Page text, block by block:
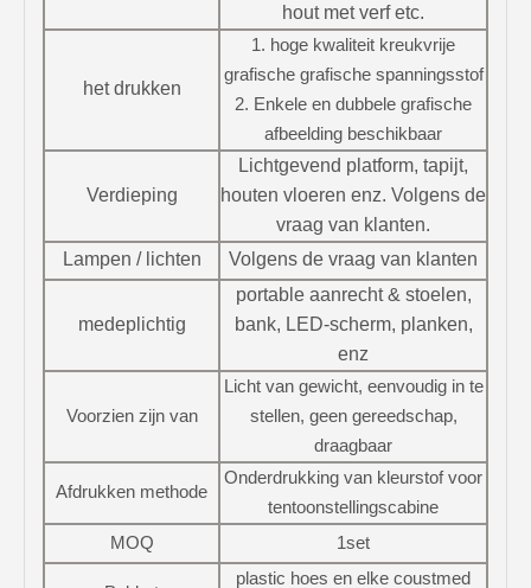
hout met verf etc.
het drukken
1. hoge kwaliteit kreukvrije
grafische grafische spanningsstof
2. Enkele en dubbele grafische
afbeelding beschikbaar
Verdieping
Lichtgevend platform, tapijt,
houten vloeren enz. Volgens de
vraag van klanten.
Lampen / lichten
Volgens de vraag van klanten
medeplichtig
portable aanrecht & stoelen,
bank, LED-scherm, planken,
enz
Voorzien zijn van
Licht van gewicht, eenvoudig in te
stellen, geen gereedschap,
draagbaar
Afdrukken methode
Onderdrukking van kleurstof voor
tentoonstellingscabine
MOQ
1set
plastic hoes en elke coustmed